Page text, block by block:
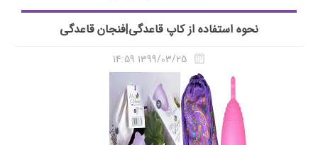
نحوه استفاده از کاپ قاعدگی|فنجان قاعدگی
1399/03/25 14:59